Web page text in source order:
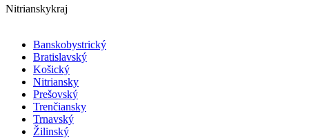
Nitrianskykraj
Banskobystrický
Bratislavský
Košický
Nitriansky
Prešovský
Trenčiansky
Trnavský
Žilinský